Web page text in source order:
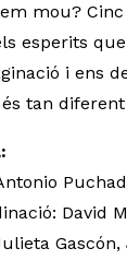
mou?
esperits
i ens
tan
David
Gascón,